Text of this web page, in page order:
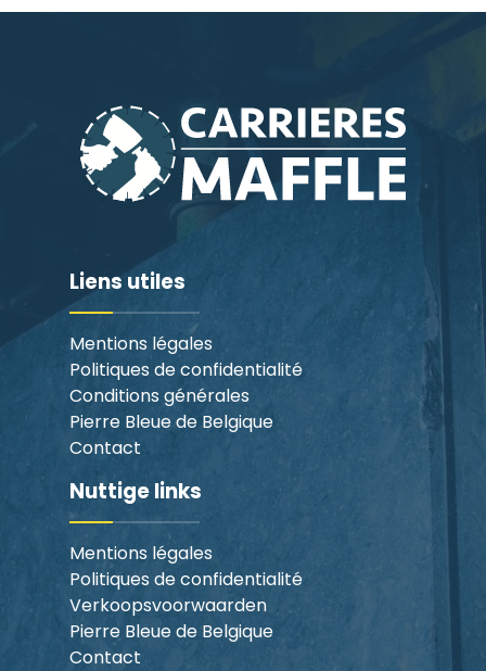
Liens utiles
Mentions légales
Politiques de confidentialité
Conditions générales
Pierre Bleue de Belgique
Contact
Nuttige links
Mentions légales
Politiques de confidentialité
Verkoopsvoorwaarden
Pierre Bleue de Belgique
Contact